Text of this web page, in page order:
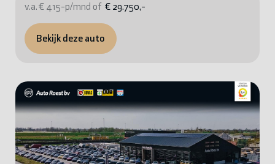
v.a. € 415-p/mnd of € 29.750,-
Bekijk deze auto